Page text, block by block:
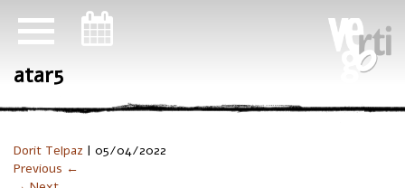
atar5
Dorit Telpaz | 05/04/2022
Previous ←